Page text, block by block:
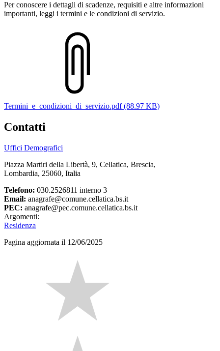
Per conoscere i dettagli di scadenze, requisiti e altre informazioni
importanti, leggi i termini e le condizioni di servizio.
Termini_e_condizioni_di_servizio.pdf (88.97 KB)
Contatti
Uffici Demografici
Piazza Martiri della Libertà, 9, Cellatica, Brescia,
Lombardia, 25060, Italia
Telefono: 030.2526811 interno 3
Email: anagrafe@comune.cellatica.bs.it
PEC: anagrafe@pec.comune.cellatica.bs.it
Argomenti:
Residenza
Pagina aggiornata il 12/06/2025